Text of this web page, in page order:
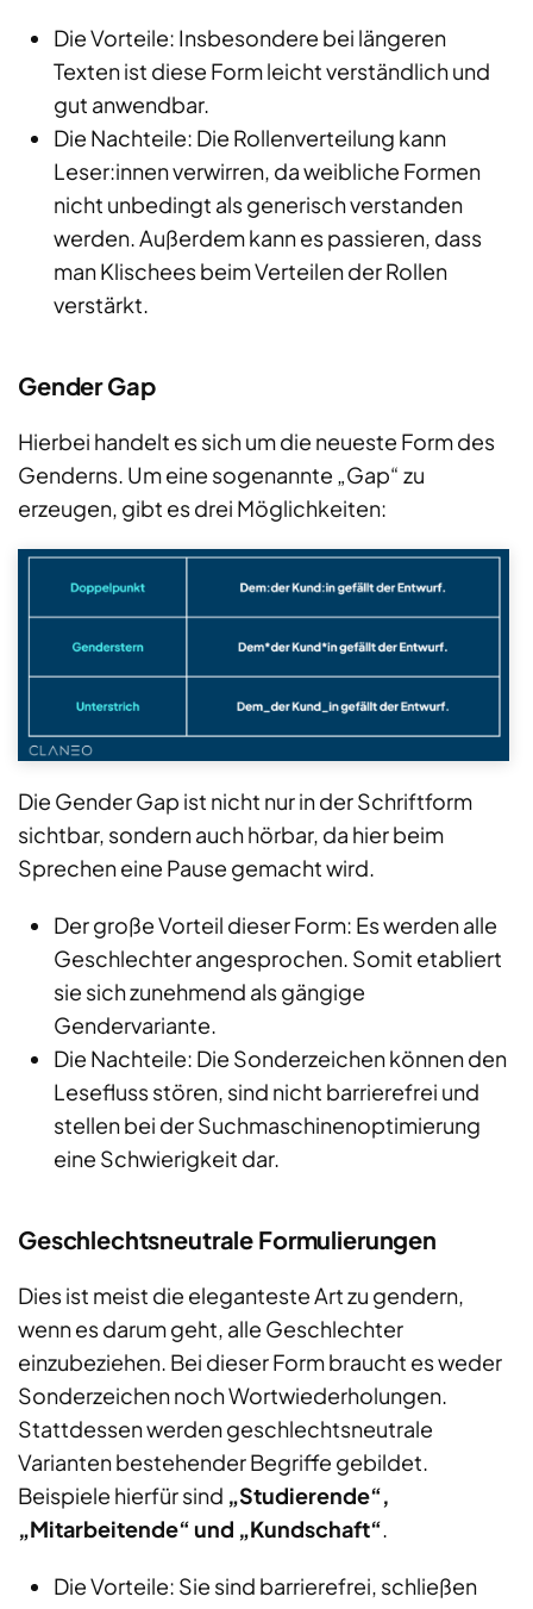
Die Vorteile: Insbesondere bei längeren
Texten ist diese Form leicht verständlich und
gut anwendbar.
Die Nachteile: Die Rollenverteilung kann
Leser:innen verwirren, da weibliche Formen
nicht unbedingt als generisch verstanden
werden. Außerdem kann es passieren, dass
man Klischees beim Verteilen der Rollen
verstärkt.
Gender Gap
Hierbei handelt es sich um die neueste Form des
Genderns. Um eine sogenannte „Gap“ zu
erzeugen, gibt es drei Möglichkeiten:
Die Gender Gap ist nicht nur in der Schriftform
sichtbar, sondern auch hörbar, da hier beim
Sprechen eine Pause gemacht wird.
Der große Vorteil dieser Form: Es werden alle
Geschlechter angesprochen. Somit etabliert
sie sich zunehmend als gängige
Gendervariante.
Die Nachteile: Die Sonderzeichen können den
Lesefluss stören, sind nicht barrierefrei und
stellen bei der Suchmaschinenoptimierung
eine Schwierigkeit dar.
Geschlechtsneutrale Formulierungen
Dies ist meist die eleganteste Art zu gendern,
wenn es darum geht, alle Geschlechter
einzubeziehen. Bei dieser Form braucht es weder
Sonderzeichen noch Wortwiederholungen.
Stattdessen werden geschlechtsneutrale
Varianten bestehender Begriffe gebildet.
Beispiele hierfür sind „Studierende“,
„Mitarbeitende“ und „Kundschaft“.
Die Vorteile: Sie sind barrierefrei, schließen